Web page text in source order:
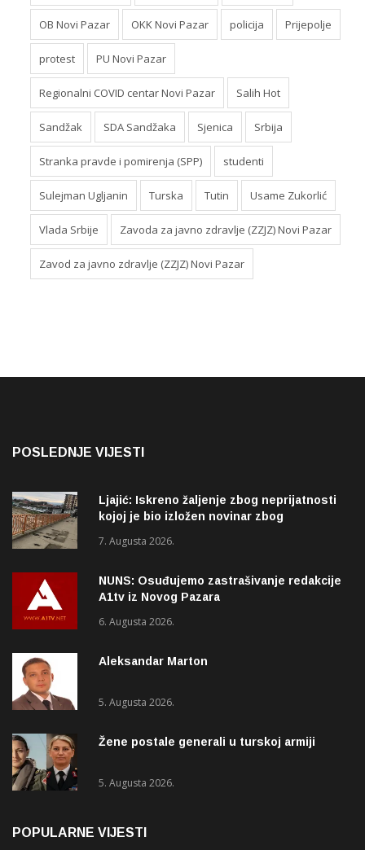
OB Novi Pazar OKK Novi Pazar policija Prijepolje
protest PU Novi Pazar
Regionalni COVID centar Novi Pazar Salih Hot
Sandžak SDA Sandžaka Sjenica Srbija
Stranka pravde i pomirenja (SPP) studenti
Sulejman Ugljanin Turska Tutin Usame Zukorlić
Vlada Srbije Zavoda za javno zdravlje (ZZJZ) Novi Pazar
Zavod za javno zdravlje (ZZJZ) Novi Pazar
POSLEDNJE VIJESTI
Ljajić: Iskreno žaljenje zbog neprijatnosti
kojoj je bio izložen novinar zbog
7. Augusta 2026.
NUNS: Osuđujemo zastrašivanje redakcije
A1tv iz Novog Pazara
6. Augusta 2026.
Aleksandar Marton
5. Augusta 2026.
Žene postale generali u turskoj armiji
5. Augusta 2026.
POPULARNE VIJESTI